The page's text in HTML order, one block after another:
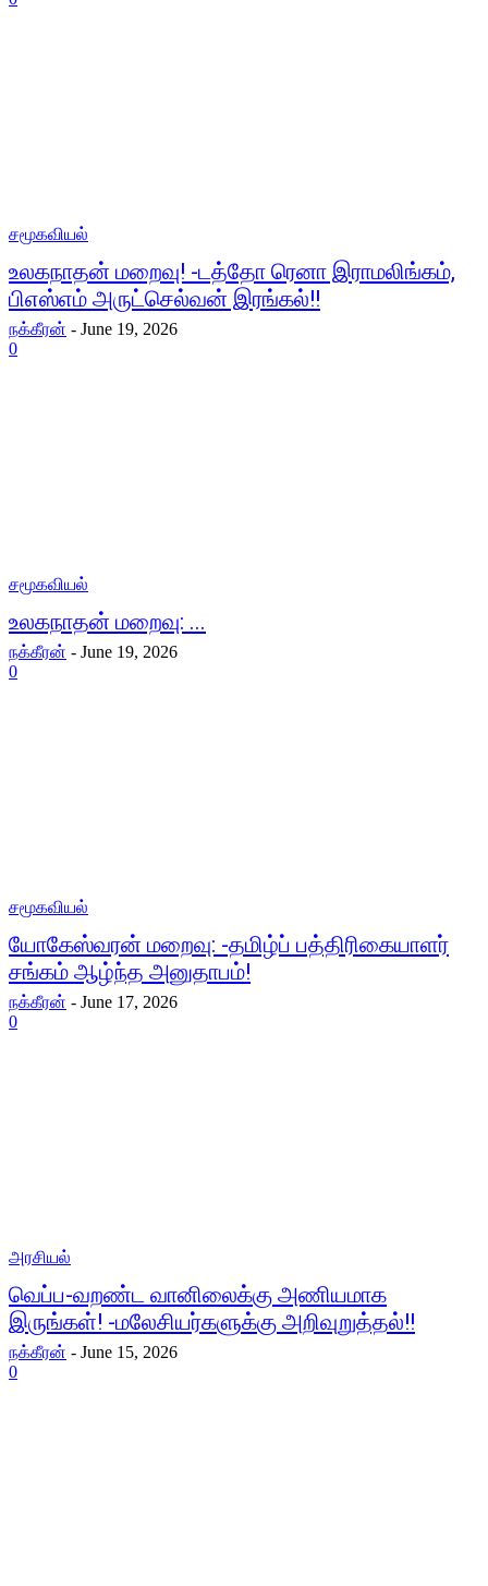
சமூகவியல்
உலகநாதன் மறைவு! -டத்தோ ரெனா இராமலிங்கம்,
பிஎஸ்எம் அருட்செல்வன் இரங்கல்!!
நக்கீரன் - June 19, 2026
0
சமூகவியல்
உலகநாதன் மறைவு: ...
நக்கீரன் - June 19, 2026
0
சமூகவியல்
யோகேஸ்வரன் மறைவு: -தமிழ்ப் பத்திரிகையாளர்
சங்கம் ஆழ்ந்த அனுதாபம்!
நக்கீரன் - June 17, 2026
0
அரசியல்
வெப்ப-வறண்ட வானிலைக்கு அணியமாக
இருங்கள்! -மலேசியர்களுக்கு அறிவுறுத்தல்!!
நக்கீரன் - June 15, 2026
0